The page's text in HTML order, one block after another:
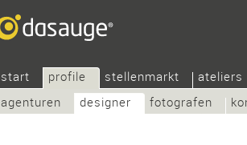
start
profile
agenturen
designer fotografen
stellenmarkt ateliers